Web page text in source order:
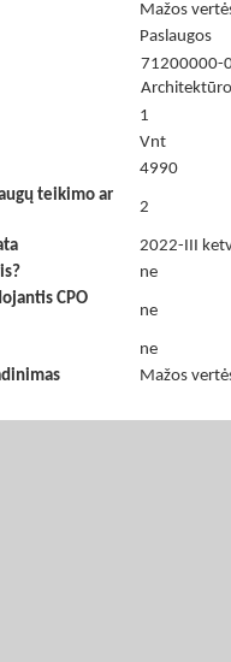
Mažos
Paslaugos
71200000-
1
Vnt
4990
teikimo ar
2
2022-III
ne
CPO
ne
ne
Mažos